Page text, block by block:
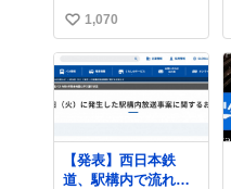
ど！！稲刈り開始
や！！！🌾 米食べて
ね！！！！！www た
かきライスセンター
起動します😂
い
い
ね
数
1,070
【発表】西日本鉄
道、駅構内で流れ